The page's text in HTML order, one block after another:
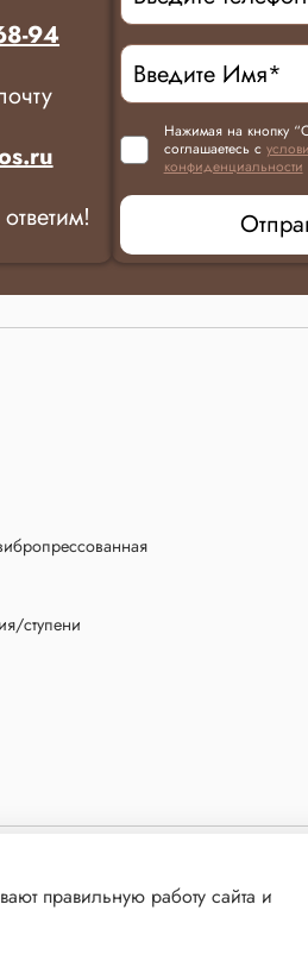
94
Нажимая на кнопку
соглашаетесь с
конфиденциальности
ступени
статьи 437 ч.2 гражданского кодекса
с использованием данных технологий. ВСЕ
правильную работу сайта и